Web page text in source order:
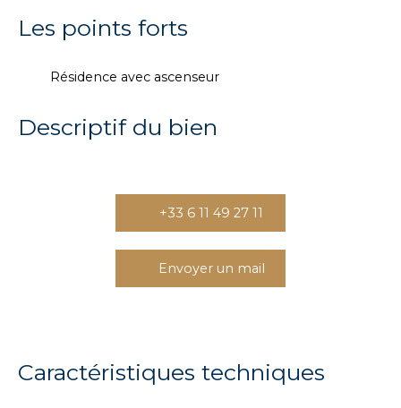
Les points forts
Résidence avec ascenseur
Descriptif du bien
+33 6 11 49 27 11
Envoyer un mail
Caractéristiques techniques